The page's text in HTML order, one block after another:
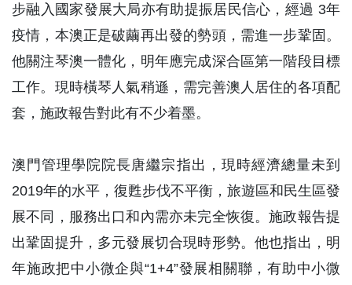
步融入國家發展大局亦有助提振居民信心，經過 3年
疫情，本澳正是破繭再出發的勢頭，需進一步鞏固。
他關注琴澳一體化，明年應完成深合區第一階段目標
工作。現時橫琴人氣稍遜，需完善澳人居住的各項配
套，施政報告對此有不少着墨。
澳門管理學院院長唐繼宗指出，現時經濟總量未到
2019年的水平，復甦步伐不平衡，旅遊區和民生區發
展不同，服務出口和內需亦未完全恢復。施政報告提
出鞏固提升，多元發展切合現時形勢。他也指出，明
年施政把中小微企與“1+4”發展相關聯，有助中小微